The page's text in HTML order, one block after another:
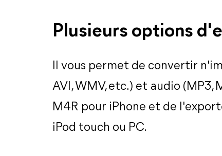
Plusieurs options
Il vous permet de convertir
AVI, WMV, etc.) et audio (MP3,
M4R pour iPhone et de
iPod touch ou PC.